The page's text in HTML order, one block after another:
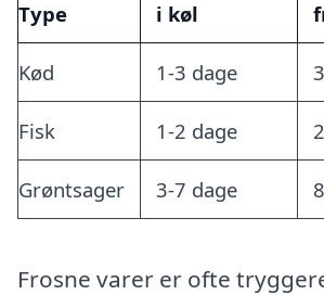
Type
i køl
Kød 1-3 dage
Fisk 1-2 dage
Grøntsager 3-7 dage
Frosne varer er ofte